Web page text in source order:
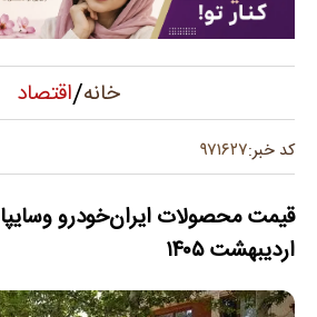
خانه/اقتصاد
کد خبر:۹۷۱۶۲۷
اردیبهشت ۱۴۰۵